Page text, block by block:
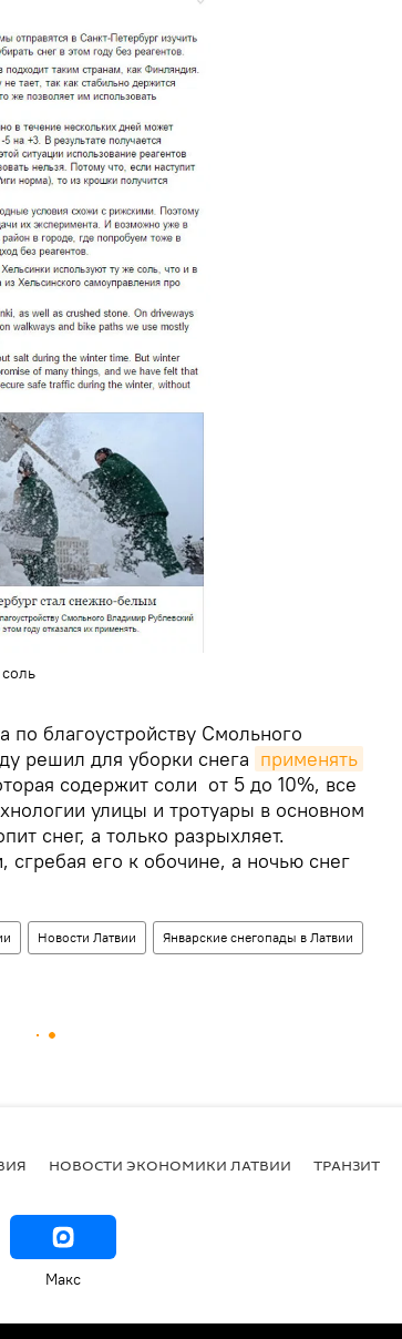
по благоустройству Смольного
решил для уборки снега применять
содержит соли от 5 до 10%, все
улицы и тротуары в основном
снег, а только разрыхляет.
его к обочине, а ночью снег
Новости Латвии Январские снегопады в Латвии
НОВОСТИ ЭКОНОМИКИ ЛАТВИИ ТРАНЗИТ
Макс